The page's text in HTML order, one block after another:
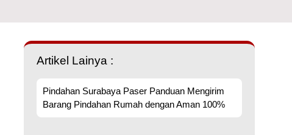
Artikel Lainya :
Pindahan Surabaya Paser Panduan Mengirim
Barang Pindahan Rumah dengan Aman 100%